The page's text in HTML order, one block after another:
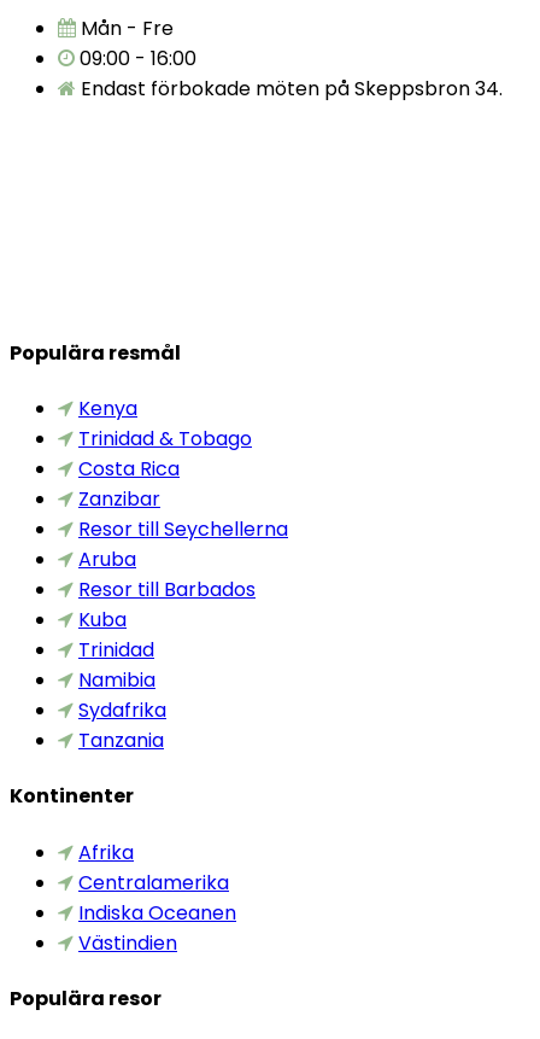
Mån - Fre
09:00 - 16:00
Endast förbokade möten på Skeppsbron 34.
Populära resmål
Kenya
Trinidad & Tobago
Costa Rica
Zanzibar
Resor till Seychellerna
Aruba
Resor till Barbados
Kuba
Trinidad
Namibia
Sydafrika
Tanzania
Kontinenter
Afrika
Centralamerika
Indiska Oceanen
Västindien
Populära resor